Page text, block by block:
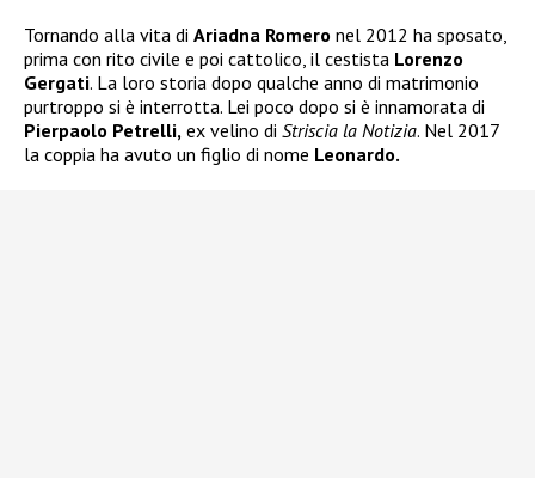
Tornando alla vita di Ariadna Romero nel 2012 ha sposato,
prima con rito civile e poi cattolico, il cestista Lorenzo
Gergati. La loro storia dopo qualche anno di matrimonio
purtroppo si è interrotta. Lei poco dopo si è innamorata di
Pierpaolo Petrelli, ex velino di Striscia la Notizia. Nel 2017
la coppia ha avuto un figlio di nome Leonardo.